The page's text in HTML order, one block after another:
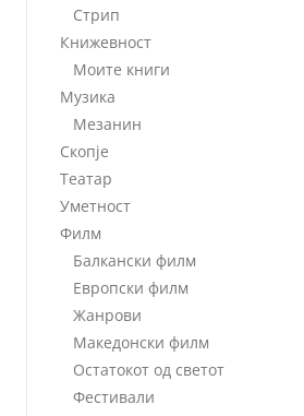
Стрип
Книжевност
Моите книги
Музика
Мезанин
Скопје
Театар
Уметност
Филм
Балкански филм
Европски филм
Жанрови
Македонски филм
Остатокот од светот
Фестивали